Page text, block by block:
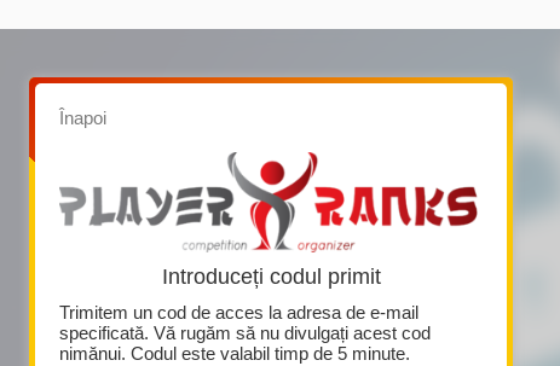
Înapoi
Introduceți codul primit
Trimitem un cod de acces la adresa de e-mail
specificată. Vă rugăm să nu divulgați acest cod
nimănui. Codul este valabil timp de 5 minute.